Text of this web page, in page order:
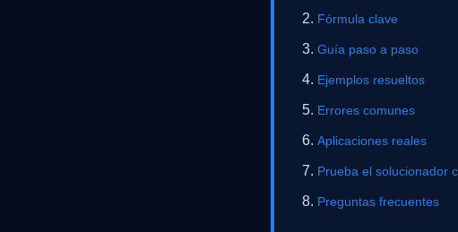
Fórmula clave
Guía paso a paso
Ejemplos resueltos
Errores comunes
Aplicaciones reales
Prueba el solucionador
Preguntas frecuentes